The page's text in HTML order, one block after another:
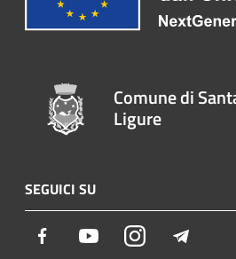
Comune di
Ligure
SEGUICI SU
Facebook YoutubeInstagram